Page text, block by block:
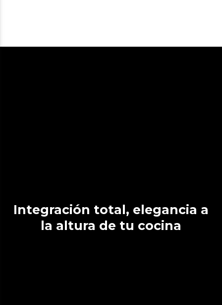
Integración total, elegancia a
la altura de tu cocina